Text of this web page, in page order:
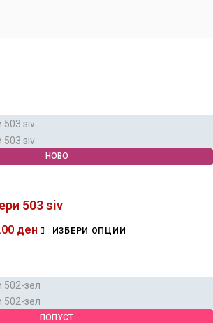
НОВО
503 siv
ден ИЗБЕРИ ОПЦИИ
ПОПУСТ